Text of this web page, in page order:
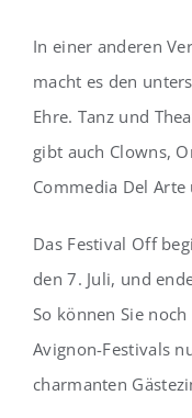
In einer anderen
macht es den
Ehre. Tanz und
gibt auch Clowns,
Commedia Del Arte
Das Festival Off
den 7. Juli, und
So können Sie
Avignon-Festivals
charmanten